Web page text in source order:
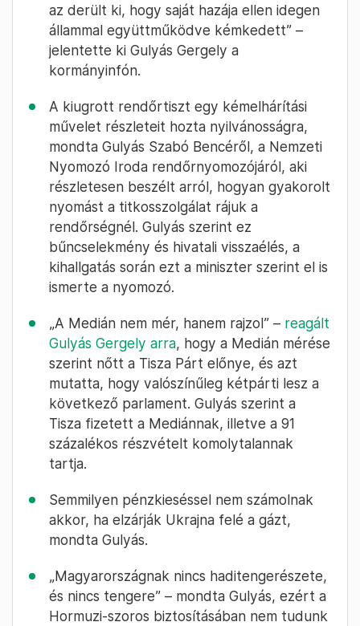
az derült ki, hogy saját hazája ellen idegen
állammal együttműködve kémkedett” –
jelentette ki Gulyás Gergely a
kormányinfón.
A kiugrott rendőrtiszt egy kémelhárítási
művelet részleteit hozta nyilvánosságra,
mondta Gulyás Szabó Bencéről, a Nemzeti
Nyomozó Iroda rendőrnyomozójáról, aki
részletesen beszélt arról, hogyan gyakorolt
nyomást a titkosszolgálat rájuk a
rendőrségnél. Gulyás szerint ez
bűncselekmény és hivatali visszaélés, a
kihallgatás során ezt a miniszter szerint el is
ismerte a nyomozó.
„A Medián nem mér, hanem rajzol” – reagált
Gulyás Gergely arra, hogy a Medián mérése
szerint nőtt a Tisza Párt előnye, és azt
mutatta, hogy valószínűleg kétpárti lesz a
következő parlament. Gulyás szerint a
Tisza fizetett a Mediánnak, illetve a 91
százalékos részvételt komolytalannak
tartja.
Semmilyen pénzkieséssel nem számolnak
akkor, ha elzárják Ukrajna felé a gázt,
mondta Gulyás.
„Magyarországnak nincs haditengerészete,
és nincs tengere” – mondta Gulyás, ezért a
Hormuzi-szoros biztosításában nem tudunk